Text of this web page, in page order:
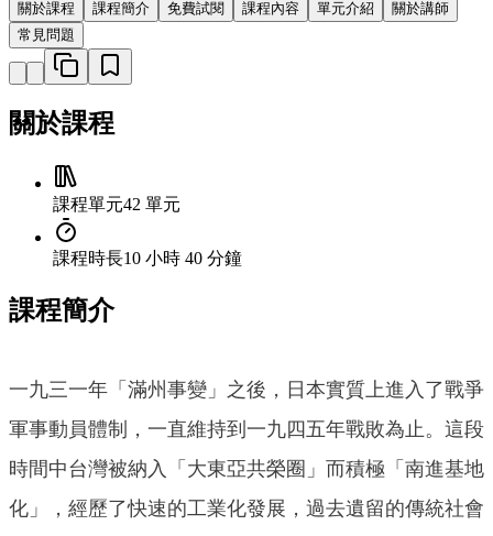
關於課程 課程簡介 免費試閱 課程內容 單元介紹
關於講師
常見問題
關於課程
課程單元42 單元
課程時長10 小時 40 分鐘
課程簡介
一九三一年「滿州事變」之後，日本實質上進入了戰爭
軍事動員體制，一直維持到一九四五年戰敗為止。這段
時間中台灣被納入「大東亞共榮圈」而積極「南進基地
化」，經歷了快速的工業化發展，過去遺留的傳統社會